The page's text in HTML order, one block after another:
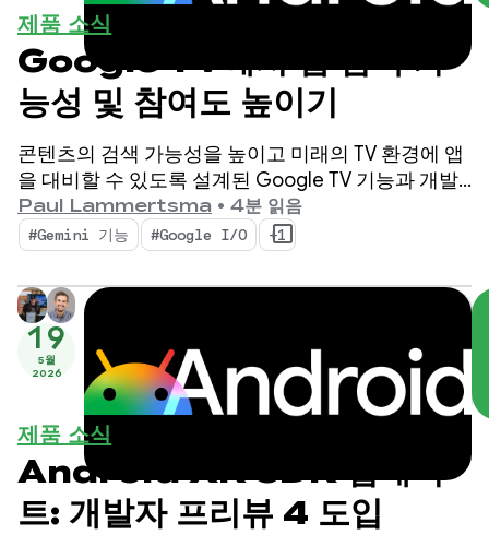
제품 소식
Google TV에서 앱 검색 가
능성 및 참여도 높이기
콘텐츠의 검색 가능성을 높이고 미래의 TV 환경에 앱
을 대비할 수 있도록 설계된 Google TV 기능과 개발
자 도구를 소개합니다.
Paul Lammertsma • 4분 읽음
#Gemini 기능 #Google I/O +1
19
5월
2026
제품 소식
Android XR SDK 업데이
트: 개발자 프리뷰 4 도입